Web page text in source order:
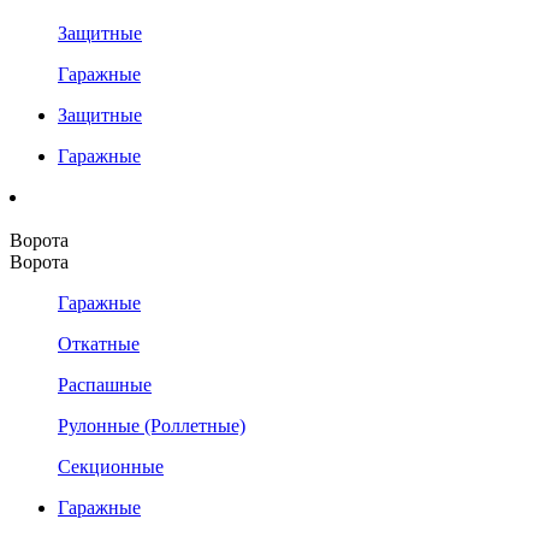
Защитные
Гаражные
Защитные
Гаражные
Ворота
Ворота
Гаражные
Откатные
Распашные
Рулонные (Роллетные)
Секционные
Гаражные